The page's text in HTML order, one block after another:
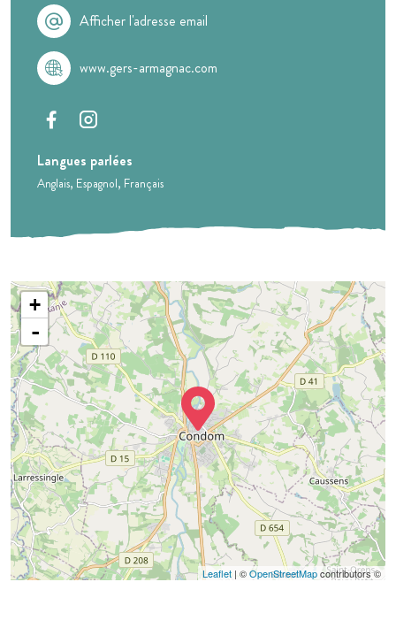
Afficher l'adresse email
www.gers-armagnac.com
Langues parlées
Anglais Espagnol Français
+
-
Leaflet | ©OpenStreetMapcontributors ©